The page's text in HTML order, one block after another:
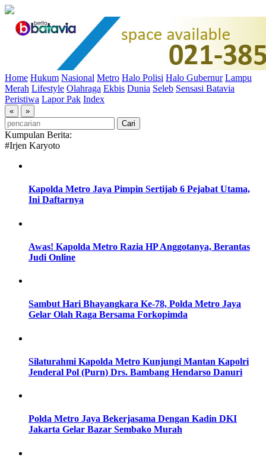
Home Hukum Nasional Metro Halo Polisi Halo Gubernur Lampu
Merah Lifestyle Olahraga Ekbis Dunia Seleb Sensasi Batavia
Peristiwa Lapor Pak Index
« »
Kumpulan Berita:
#Irjen Karyoto
Kapolda Metro Jaya Pimpin Sertijab 6 Pejabat Utama,
Ini Daftarnya
Awas! Kapolda Metro Razia HP Anggotanya, Berantas
Judi Online
Sambut Hari Bhayangkara Ke-78, Polda Metro Jaya
Gelar Olah Raga Bersama Forkopimda
Silaturahmi Kapolda Metro Kunjungi Mantan Kapolri
Jenderal Pol (Purn) Drs. Bambang Hendarso Danuri
Polda Metro Jaya Bekerjasama Dengan Kadin DKI
Jakarta Gelar Bazar Sembako Murah